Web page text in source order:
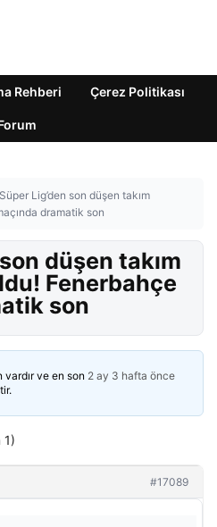
Rehberi Çerez Politikası
Süper Lig’den son düşen takım
dramatik son
düşen takım
Fenerbahçe
son
ve en son 2 ay 3 hafta önce
1)
#17089